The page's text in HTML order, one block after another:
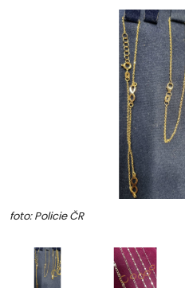
foto: Policie ČR